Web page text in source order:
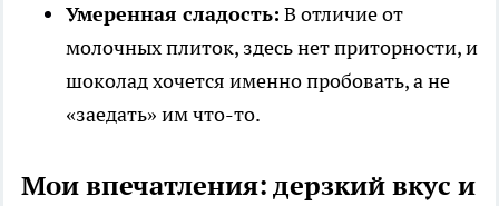
Умеренная сладость: В отличие от
молочных плиток, здесь нет приторности, и
шоколад хочется именно пробовать, а не
«заедать» им что-то.
Мои впечатления: дерзкий вкус и